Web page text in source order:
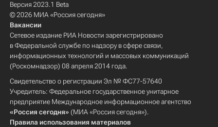
Версия 2023.1 Beta
© 2026 МИА «Россия сегодня»
Вакансии
Сетевое издание РИА Новости зарегистрировано
в Федеральной службе по надзору в сфере связи,
информационных технологий и массовых коммуникаций
(Роскомнадзор) 08 апреля 2014 года.
Свидетельство о регистрации Эл № ФС77-57640
Учредитель: Федеральное государственное унитарное
предприятие Международное информационное агентство
«Россия сегодня» (МИА «Россия сегодня»).
Правила использования материалов